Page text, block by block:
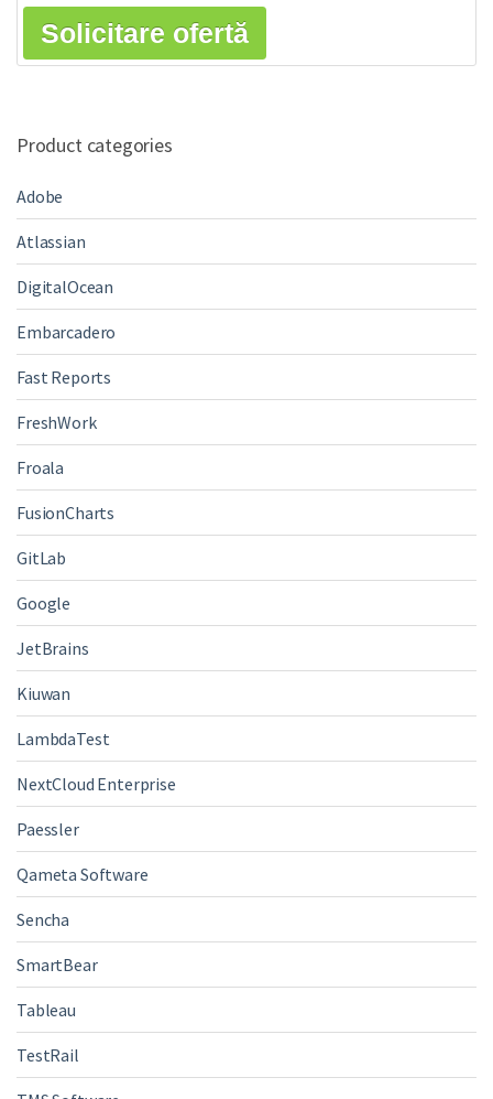
Solicitare ofertă
Product categories
Adobe
Atlassian
DigitalOcean
Embarcadero
Fast Reports
FreshWork
Froala
FusionCharts
GitLab
Google
JetBrains
Kiuwan
LambdaTest
NextCloud Enterprise
Paessler
Qameta Software
Sencha
SmartBear
Tableau
TestRail